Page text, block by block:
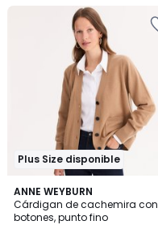
Plus Size disponible
ANNE WEYBURN
Cárdigan de cachemira con
botones, punto fino
4,4
/ 5
2
Colores